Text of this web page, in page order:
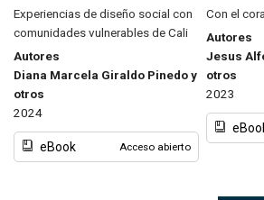
Experiencias de diseño social con
comunidades vulnerables de Cali
Autores
Diana Marcela Giraldo Pinedo y
otros
2024
eBook Acceso abierto
Con el
Autores
Jesus
otros
2023